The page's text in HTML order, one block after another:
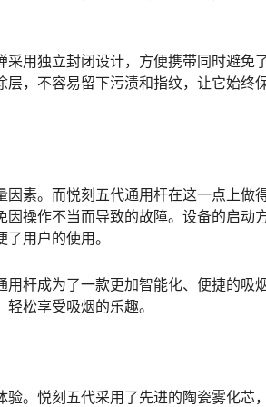
用独立封闭设计，方便携带同时避免
，不容易留下污渍和指纹，让它始终
素。而悦刻五代通用杆在这一点上做
操作不当而导致的故障。设备的启动
用户的使用。
杆成为了一款更加智能化、便捷的吸
松享受吸烟的乐趣。
。悦刻五代采用了先进的陶瓷雾化芯